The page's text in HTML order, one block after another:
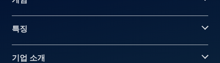
특징
기업 소개